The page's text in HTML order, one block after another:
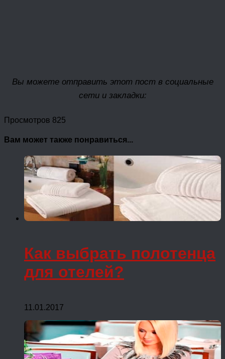
Вы можете отправить этот пост в социальные
сети и закладки:
Просмотров 825
Вам может также понравиться...
Как выбрать полотенца
для отелей?
11.01.2017